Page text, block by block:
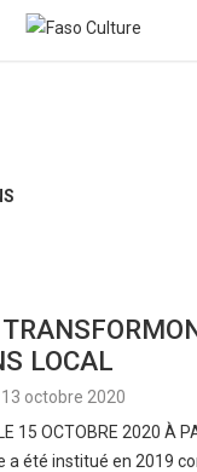
LOCAL
13 octobre 2020
15 OCTOBRE 2020 À
a été institué en 2019